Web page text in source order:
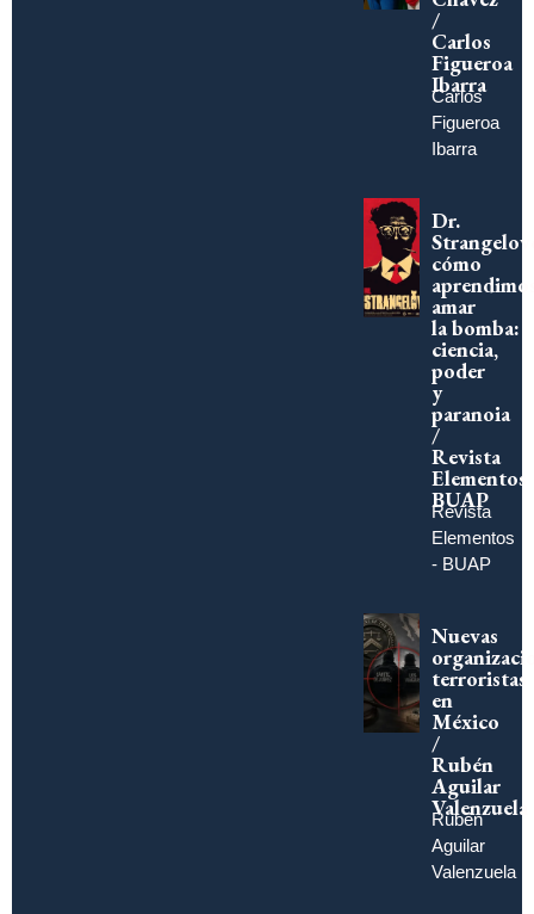
/
Carlos
Figueroa
Ibarra
Carlos
Figueroa
Ibarra
Dr.
cómo
amar
la bomba:
ciencia,
poder
y
paranoia
/
Revista
Elementos
BUAP
Revista
Elementos
- BUAP
Nuevas
terroristas
en
México
/
Rubén
Aguilar
Valenzuela
Rubén
Aguilar
Valenzuela